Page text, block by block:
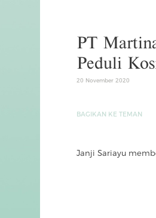
PT
Peduli
20 November 2020
BAGIKAN KE TEMAN
Janji Sariayu